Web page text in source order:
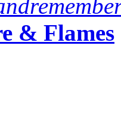
& Flames